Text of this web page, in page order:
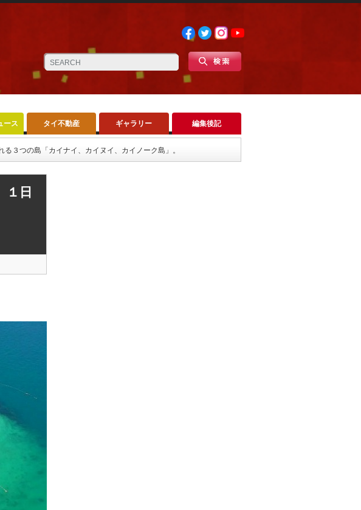
ース タイ不動産 ギャラリー 編集後記
る３つの島「カイナイ、カイヌイ、カイノーク島」。
１日